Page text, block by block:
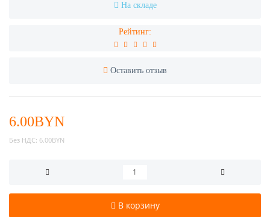
На складе
Рейтинг:
Оставить отзыв
6.00BYN
Без НДС: 6.00BYN
В корзину